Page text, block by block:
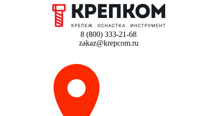
8 (800) 333-21-68
zakaz@krepcom.ru